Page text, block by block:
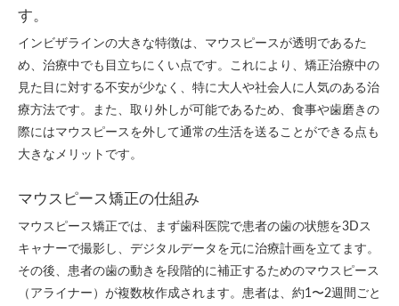
す。
インビザラインの大きな特徴は、マウスピースが透明であるた
め、治療中でも目立ちにくい点です。これにより、矯正治療中の
見た目に対する不安が少なく、特に大人や社会人に人気のある治
療方法です。また、取り外しが可能であるため、食事や歯磨きの
際にはマウスピースを外して通常の生活を送ることができる点も
大きなメリットです。
マウスピース矯正の仕組み
マウスピース矯正では、まず歯科医院で患者の歯の状態を3Dス
キャナーで撮影し、デジタルデータを元に治療計画を立てます。
その後、患者の歯の動きを段階的に補正するためのマウスピース
（アライナー）が複数枚作成されます。患者は、約1〜2週間ごと